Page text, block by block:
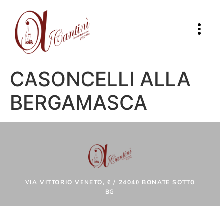
CASONCELLI ALLA
BERGAMASCA
VIA VITTORIO VENETO, 6 / 24040 BONATE SOTTO
BG